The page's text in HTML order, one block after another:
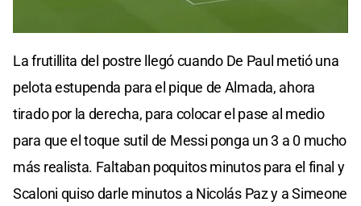
of
seconds
La frutillita del postre llegó cuando De Paul metió una
pelota estupenda para el pique de Almada, ahora
tirado por la derecha, para colocar el pase al medio
para que el toque sutil de Messi ponga un 3 a 0 mucho
más realista. Faltaban poquitos minutos para el final y
Scaloni quiso darle minutos a Nicolás Paz y a Simeone